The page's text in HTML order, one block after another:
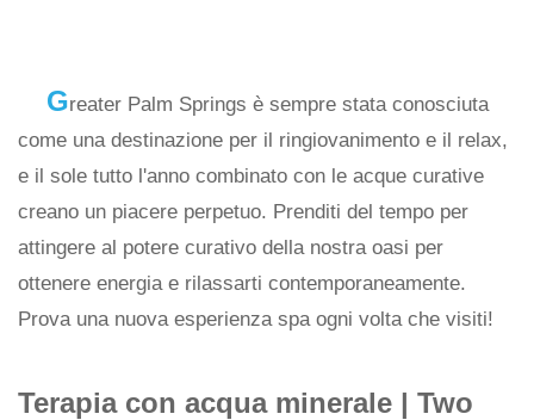
Greater Palm Springs è sempre stata conosciuta
come una destinazione per il ringiovanimento e il relax,
e il sole tutto l'anno combinato con le acque curative
creano un piacere perpetuo. Prenditi del tempo per
attingere al potere curativo della nostra oasi per
ottenere energia e rilassarti contemporaneamente.
Prova una nuova esperienza spa ogni volta che visiti!
Terapia con acqua minerale | Two